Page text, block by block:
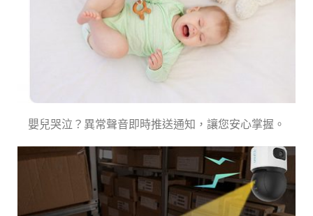
嬰兒哭泣？異常聲音即時推送通知，讓您安心掌握。